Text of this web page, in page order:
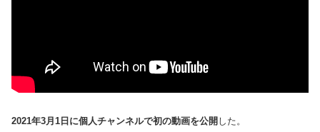
2021年3月1日に個人チャンネルで初の動画を公開 した。